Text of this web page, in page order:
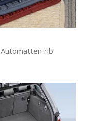
Automatten rib